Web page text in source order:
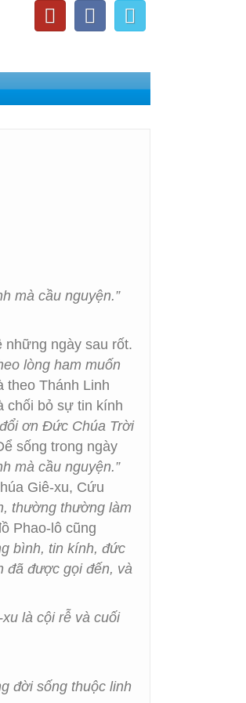
mà cầu nguyện.”
những ngày sau rốt.
lòng ham muốn
theo Thánh Linh
chối bỏ sự tin kính
ơn Đức Chúa Trời
sống trong ngày
mà cầu nguyện.”
Giê-xu, Cứu
thường thường làm
Phao-lô cũng
bình, tin kính, đức
đã được gọi đến, và
là cội rễ và cuối
đời sống thuộc linh